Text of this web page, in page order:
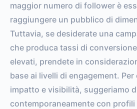
maggior numero di follower è
raggiungere un pubblico di
Tuttavia, se desiderate una
che produca tassi di
elevati, prendete in
base ai livelli di engagement.
impatto e visibilità, suggeriamo
contemporaneamente con profili